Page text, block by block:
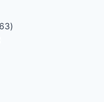
6363